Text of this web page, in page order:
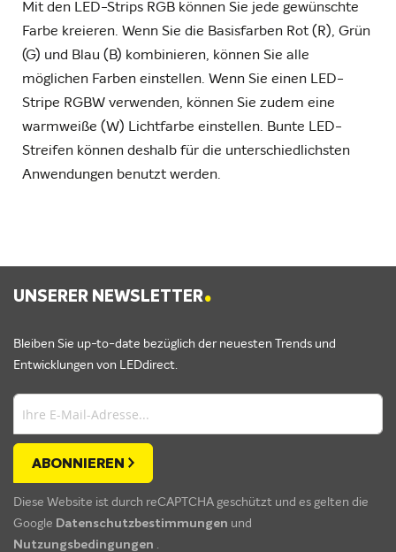
Mit den LED-Strips RGB können Sie jede gewünschte
Farbe kreieren. Wenn Sie die Basisfarben Rot (R), Grün
(G) und Blau (B) kombinieren, können Sie alle
möglichen Farben einstellen. Wenn Sie einen LED-
Stripe RGBW verwenden, können Sie zudem eine
warmweiße (W) Lichtfarbe einstellen. Bunte LED-
Streifen können deshalb für die unterschiedlichsten
Anwendungen benutzt werden.
UNSERER NEWSLETTER.
Bleiben Sie up-to-date bezüglich der neuesten Trends und
Entwicklungen von LEDdirect.
ABONNIEREN
Diese Website ist durch reCAPTCHA geschützt und es gelten die
Google Datenschutzbestimmungen und
Nutzungsbedingungen .